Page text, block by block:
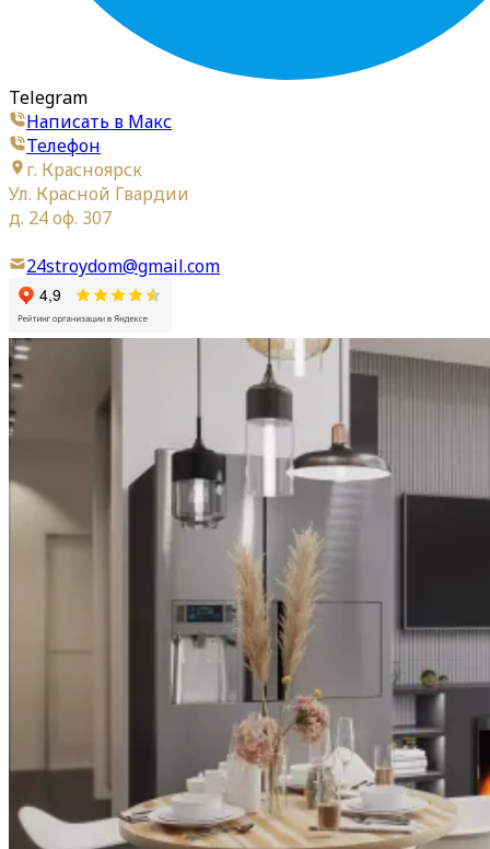
Telegram
Написать в Макс
Телефон
г. Красноярск
Ул. Красной Гвардии
д. 24 оф. 307
24stroydom@gmail.com